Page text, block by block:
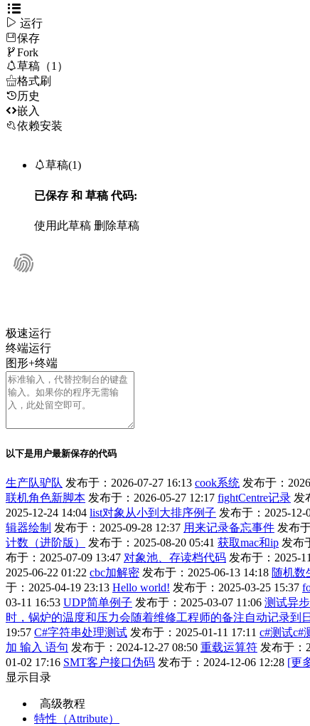
 运行
保存
Fork
草稿（1）
格式刷
历史
嵌入
依赖安装
草稿(1)
已保存 和 草稿代码:
使用此草稿 删除草稿
极速运行
终端运行
图形+终端
以下是用户最新保存的代码
生产队驴队 发布于：2026-07-27 16:13 cook系统 发布于：
联机角色新脚本 发布于：2026-05-27 12:17 fightCentre记录 发
2025-12-24 14:04 list对象从小到大排序例子 发布于：2025-12-
辑器绘制 发布于：2025-09-28 12:37 用来记录备忘事件 发布
计数（进阶版）
发布于：2025-08-20 05:41 获取mac和ip 发布
布于：2025-07-09 13:47 对象池、存读档代码 发布于：2025-
2025-06-22 01:22 cbc加解密 发布于：2025-06-13 14:18 随机数
于：2025-04-19 23:13 Hello world! 发布于：2025-03-25 15:37
03-11 16:53 UDP简单例子 发布于：2025-03-07 11:06 测试异
时，锅炉的温度和压力会随着维修工程师的备注自动记录到
19:57 C#字符串处理测试 发布于：2025-01-11 17:11 c#测试c#
加 输入 语句 发布于：2024-12-27 08:50 重载运算符 发布于：
01-02 17:16 SMT客户接口伪码 发布于：2024-12-06 12:28 [更
显示目录
高级教程
特性（Attribute）